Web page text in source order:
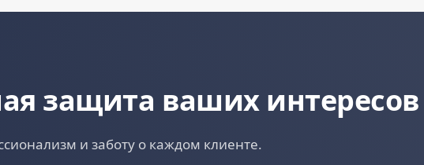
защита ваших интересов
и заботу о каждом клиенте.